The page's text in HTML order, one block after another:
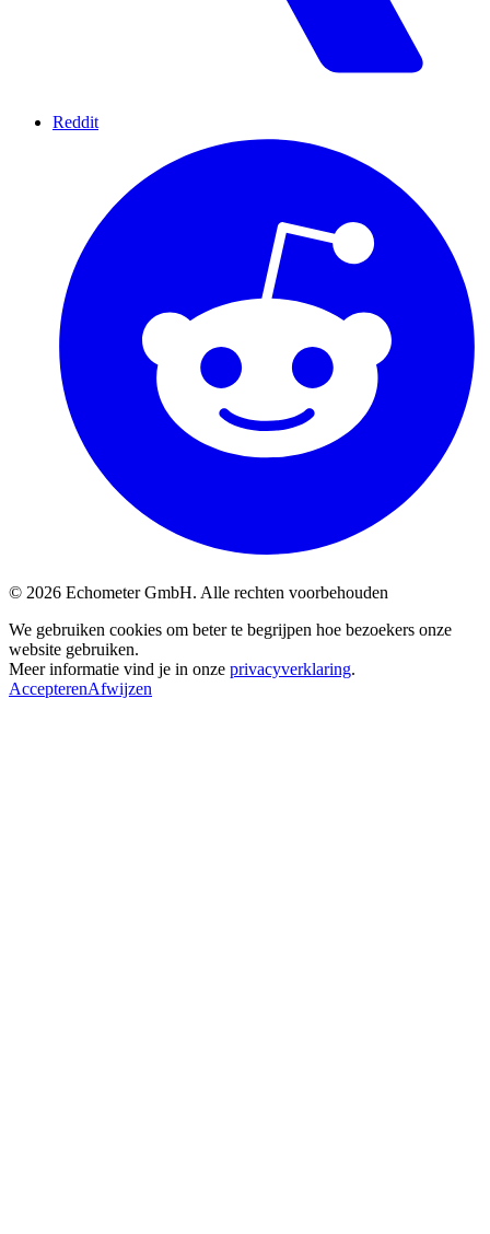
Reddit
© 2026 Echometer GmbH. Alle rechten voorbehouden
We gebruiken cookies om beter te begrijpen hoe bezoekers onze
website gebruiken.
Meer informatie vind je in onze privacyverklaring.
AccepterenAfwijzen